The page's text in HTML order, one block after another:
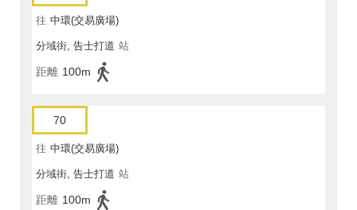
往 中環(交易廣場)
分域街, 告士打道 站
距離 100m
70
往 中環(交易廣場)
分域街, 告士打道 站
距離 100m